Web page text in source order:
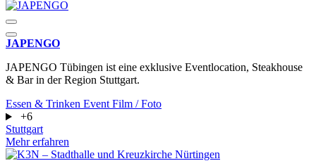
JAPENGO
JAPENGO Tübingen ist eine exklusive Eventlocation, Steakhouse
& Bar in der Region Stuttgart.
Essen & Trinken Event Film / Foto
+6
Stuttgart
Mehr erfahren